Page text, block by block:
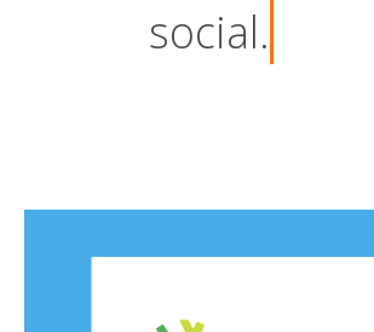
social.